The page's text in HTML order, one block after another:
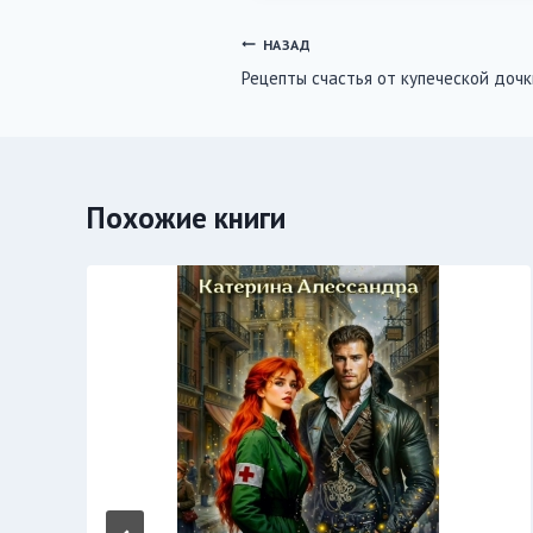
Навигация
по
НАЗАД
Рецепты счастья от купеческой
Похожие книги